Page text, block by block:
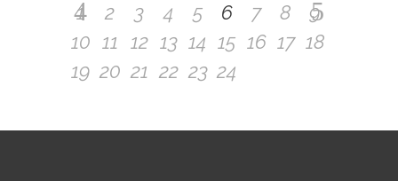
1 2 3 4 5 6 7 8
9
10 11 12 13 14 15 16 17 18
19 20 21 22 23 24